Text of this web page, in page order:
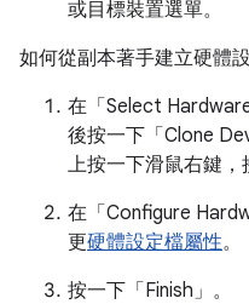
或目標裝置選單。
如何從副本著手建立硬體
在「Select Hardware
後按一下「Clone
上按一下滑鼠右鍵，
在「Configure
更硬體設定檔屬性。
按一下「Finish」 。